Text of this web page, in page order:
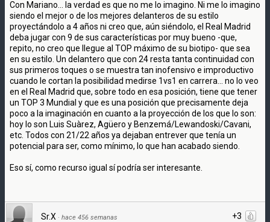
Con Mariano... la verdad es que no me lo imagino. Ni me lo imagino
siendo el mejor o de los mejores delanteros de su estilo
proyectándolo a 4 años ni creo que, aún siéndolo, el Real Madrid
deba jugar con 9 de sus características por muy bueno -que,
repito, no creo que llegue al TOP máximo de su biotipo- que sea
en su estilo. Un delantero que con 24 resta tanta continuidad con
sus primeros toques o se muestra tan inofensivo e improductivo
cuando le cortan la posibilidad medirse 1vs1 en carrera... no lo veo
en el Real Madrid que, sobre todo en esa posición, tiene que tener
un TOP 3 Mundial y que es una posición que precisamente deja
poco a la imaginación en cuanto a la proyección de los que lo son:
hoy lo son Luis Suàrez, Agüero y Benzemá/Lewandoski/Cavani,
etc. Todos con 21/22 años ya dejaban entrever que tenía un
potencial para ser, como mínimo, lo que han acabado siendo.
Eso sí, como recurso igual sí podría ser interesante.
+3
Sr.X · hace 456 semanas